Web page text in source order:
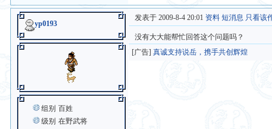
yp0193
组别 百姓
级别 在野武将
发表于 2009-8-4 20:01 资料 短消息 只看该
没有大大能帮忙回答这个问题吗？
[广告]真诚支持说岳，携手共创辉煌